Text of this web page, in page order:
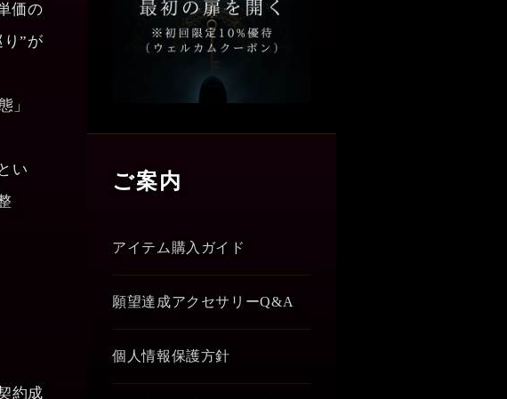
価の
”が
」
い
約成
ご案内
アイテム購入ガイド
願望達成アクセサリーQ&A
個人情報保護方針